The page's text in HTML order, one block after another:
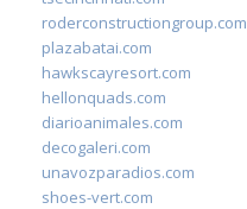
roderconstructiongroup.com
plazabatai.com
hawkscayresort.com
hellonquads.com
diarioanimales.com
decogaleri.com
unavozparadios.com
shoes-vert.com